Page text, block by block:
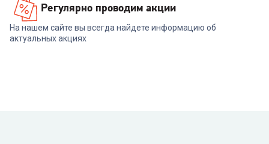
Регулярно проводим акции
На нашем сайте вы всегда найдете информацию об
актуальных акциях